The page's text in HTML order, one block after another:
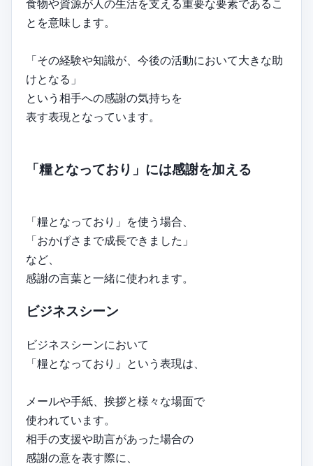
食物や資源が人の生活を支える重要な要素であるこ
とを意味します。
「その経験や知識が、今後の活動において大きな助
けとなる」
という相手への感謝の気持ちを
表す表現となっています。
「糧となっており」には感謝を加える
「糧となっており」を使う場合、
「おかげさまで成長できました」
など、
感謝の言葉と一緒に使われます。
ビジネスシーン
ビジネスシーンにおいて
「糧となっており」という表現は、
メールや手紙、挨拶と様々な場面で
使われています。
相手の支援や助言があった場合の
感謝の意を表す際に、